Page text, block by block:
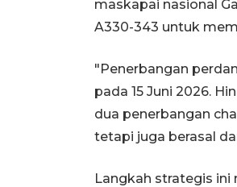
maskapai nasional
A330-343 untuk
"Penerbangan
pada 15 Juni 2026.
dua penerbangan
tetapi juga berasal
Langkah strategis ini